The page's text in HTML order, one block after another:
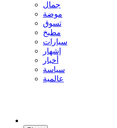
جمال
موضة
تسوق
مطبخ
سيارات
إشهار
أخبار
سياسة
عالمية